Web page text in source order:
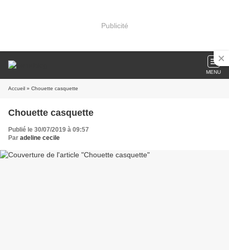
Publicité
MENU
Accueil » Chouette casquette
Chouette casquette
Publié le 30/07/2019 à 09:57
Par adeline cecile